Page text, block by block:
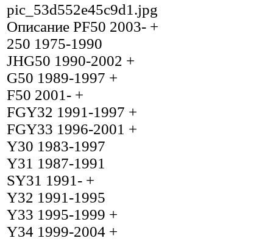
pic_53d552e45c9d1.jpg
Описание PF50 2003- +
250 1975-1990
JHG50 1990-2002 +
G50 1989-1997 +
F50 2001- +
FGY32 1991-1997 +
FGY33 1996-2001 +
Y30 1983-1997
Y31 1987-1991
SY31 1991- +
Y32 1991-1995
Y33 1995-1999 +
Y34 1999-2004 +